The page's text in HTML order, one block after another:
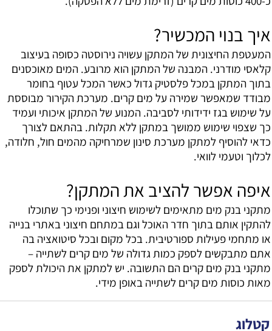
איך בנוי המכשיר?
המעטפת החיצונית של המתקן עשויה נירוסטה כסופה בעיצוב
קלאסי מודרני. המבנה של המתקן הוא מרובע. המים מאוכסנים
בתוך המתקן במכל פלסטיק גדול כאשר המכל עטוף בחומר
מבודד שמאפשר שמירה על מים קרים. מערכת הקירור מבוססת
על שימוש בגז ידידותי לסביבה. המנוע של המתקן איכותי ועמיד
כך שצפוי שימוש ממושך במתקן ללא תקלות. בהתאם לצורך
כדאי להוסיף למתקן מערכת סינון שמרחיקה מהמים חול, חלודה,
לכלוך וטעמי לוואי.
איפה אפשר להציב את המתקן?
מתקני בנק מים מתאימים לשימוש חיצוני ופנימי כך שתוכלו
להתקין אותם בתוך חדר האוכל וגם במתחם חיצוני באתרי בנייה
או מתחמי פעילות ספורטיבית. בכל מקום ובכל סיטואציה בה
אתם מתבקשים לספק כמות גדולה של מים קרים לשתייה –
מתקני בנק מים קרים הם התשובה. יש למתקן את היכולת לספק
מאות כוסות מים קרים לשתייה באופן מידי.
קטלוג